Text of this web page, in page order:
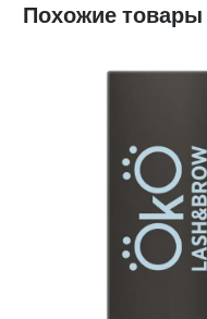
Похожие товары